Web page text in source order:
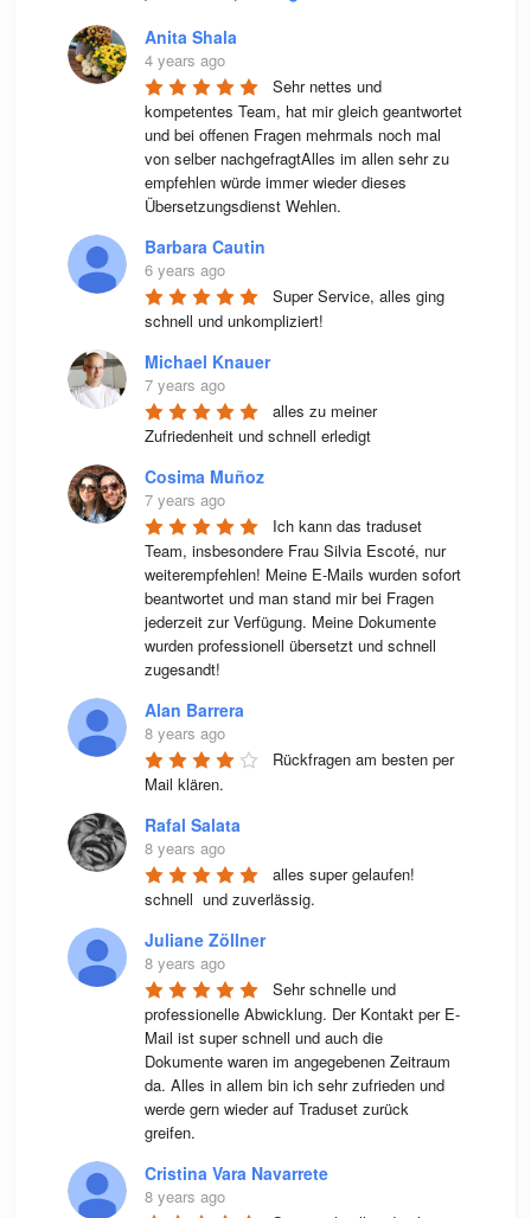
Anita Shala
4 years ago
Sehr nettes und
kompetentes Team, hat mir gleich geantwortet
und bei offenen Fragen mehrmals noch mal
von selber nachgefragtAlles im allen sehr zu
empfehlen würde immer wieder dieses
Übersetzungsdienst Wehlen.
Barbara Cautin
6 years ago
Super Service, alles ging
schnell und unkompliziert!
Michael Knauer
7 years ago
alles zu meiner
Zufriedenheit und schnell erledigt
Cosima Muñoz
7 years ago
Ich kann das traduset
Team, insbesondere Frau Silvia Escoté, nur
weiterempfehlen! Meine E-Mails wurden sofort
beantwortet und man stand mir bei Fragen
jederzeit zur Verfügung. Meine Dokumente
wurden professionell übersetzt und schnell
zugesandt!
Alan Barrera
8 years ago
Rückfragen am besten per
Mail klären.
Rafal Salata
8 years ago
alles super gelaufen!
schnell  und zuverlässig.
Juliane Zöllner
8 years ago
Sehr schnelle und
professionelle Abwicklung. Der Kontakt per E-
Mail ist super schnell und auch die
Dokumente waren im angegebenen Zeitraum
da. Alles in allem bin ich sehr zufrieden und
werde gern wieder auf Traduset zurück
greifen.
Cristina Vara Navarrete
8 years ago